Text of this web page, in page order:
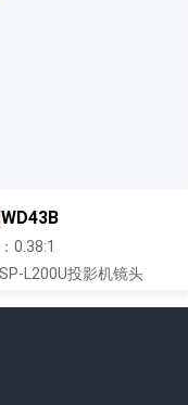
WD43B
0.38:1
L200U投影机镜头